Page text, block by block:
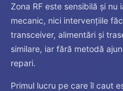
Zona RF este sensibilă și nu
mecanic, nici intervențiile
transceiver, alimentări și
similare, iar fără metodă
repari.
Primul lucru pe care îl caut